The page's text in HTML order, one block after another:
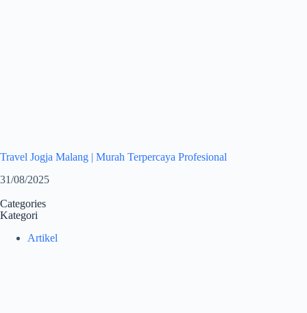
Travel Jogja Malang | Murah Terpercaya Profesional
31/08/2025
Categories
Kategori
Artikel